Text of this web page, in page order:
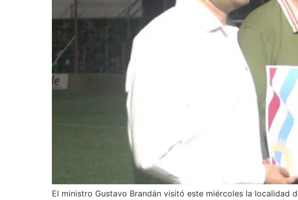
El ministro Gustavo Brandán visitó este miércoles la